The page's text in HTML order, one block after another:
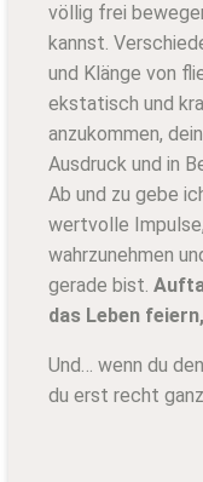
völlig frei
kannst.
und Klänge von
ekstatisch und
anzukommen,
Ausdruck und in
Ab und zu gebe
wertvolle
wahrzunehmen
gerade bist.
das Leben
Und… wenn du
du erst recht